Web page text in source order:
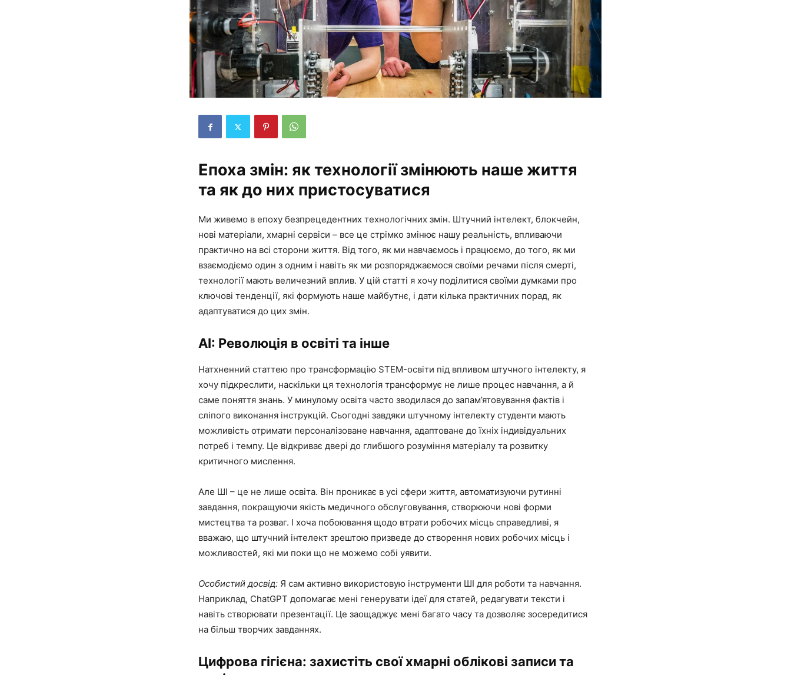
Епоха змін: як технології змінюють наше життя
та як до них пристосуватися
Ми живемо в епоху безпрецедентних технологічних змін. Штучний інтелект, блокчейн,
нові матеріали, хмарні сервіси – все це стрімко змінює нашу реальність, впливаючи
практично на всі сторони життя. Від того, як ми навчаємось і працюємо, до того, як ми
взаємодіємо один з одним і навіть як ми розпоряджаємося своїми речами після смерті,
технології мають величезний вплив. У цій статті я хочу поділитися своїми думками про
ключові тенденції, які формують наше майбутнє, і дати кілька практичних порад, як
адаптуватися до цих змін.
AI: Революція в освіті та інше
Натхненний статтею про трансформацію STEM-освіти під впливом штучного інтелекту, я
хочу підкреслити, наскільки ця технологія трансформує не лише процес навчання, а й
саме поняття знань. У минулому освіта часто зводилася до запам’ятовування фактів і
сліпого виконання інструкцій. Сьогодні завдяки штучному інтелекту студенти мають
можливість отримати персоналізоване навчання, адаптоване до їхніх індивідуальних
потреб і темпу. Це відкриває двері до глибшого розуміння матеріалу та розвитку
критичного мислення.
Але ШІ – це не лише освіта. Він проникає в усі сфери життя, автоматизуючи рутинні
завдання, покращуючи якість медичного обслуговування, створюючи нові форми
мистецтва та розваг. І хоча побоювання щодо втрати робочих місць справедливі, я
вважаю, що штучний інтелект зрештою призведе до створення нових робочих місць і
можливостей, які ми поки що не можемо собі уявити.
Особистий досвід: Я сам активно використовую інструменти ШІ для роботи та навчання.
Наприклад, ChatGPT допомагає мені генерувати ідеї для статей, редагувати тексти і
навіть створювати презентації. Це заощаджує мені багато часу та дозволяє зосередитися
на більш творчих завданнях.
Цифрова гігієна: захистіть свої хмарні облікові записи та